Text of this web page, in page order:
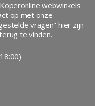
webwinkels.
op met onze
vragen" hier zijn
te vinden.